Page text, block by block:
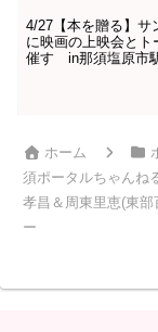
4/27【本を贈る】サ
に映画の上映会とト
催す in那須塩原市
ホーム
須ポータルちゃんね
孝昌＆周東里恵(東
ー